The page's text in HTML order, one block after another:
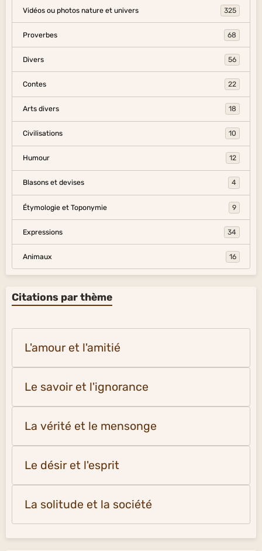
Vidéos ou photos nature et univers 325
Proverbes 68
Divers 56
Contes 22
Arts divers 18
Civilisations 10
Humour 12
Blasons et devises 4
Étymologie et Toponymie 9
Expressions 34
Animaux 16
Citations par thème
L'amour et l'amitié
Le savoir et l'ignorance
La vérité et le mensonge
Le désir et l'esprit
La solitude et la société